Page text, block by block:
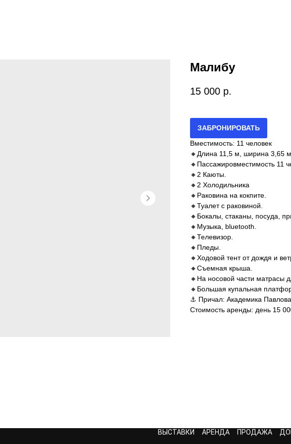
Малибу
15 000 р.
ЗАБРОНИРОВАТЬ
Вместимость: 11 человек
🔸Длина 11,5 м, ширина 3,65
🔸Пассажировместимость 11
🔸2 Каюты.
🔸2 Холодильника
🔸Раковина на кокпите.
🔸Туалет с раковиной.
🔸Бокалы, стаканы, посуда,
🔸Музыка, bluetooth.
🔸Телевизор.
🔸Пледы.
🔸Ходовой тент от дождя и
🔸Съемная крыша.
🔸На носовой части матрасы
🔸Большая купальная
⚓ Причал: Академика
Стоимость аренды: день 15
ВЫСТАВКИ АРЕНДА ПРОДАЖА